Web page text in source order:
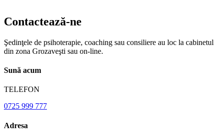
Contactează-ne
Şedinţele de psihoterapie, coaching sau consiliere au loc la cabinetul
din zona Grozaveşti sau on-line.
Sună acum
TELEFON
0725 999 777
Adresa